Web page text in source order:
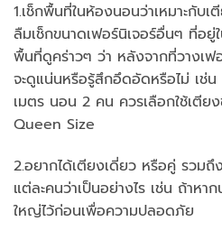
1.เช็กพื้นที่ในห้องนอนว่าเหมาะกับ
ลืมเช็กขนาดเฟอร์นิเจอร์อื่นๆ ที่อ
พื้นที่ดูคร่าวๆ ว่า หลังจากที่วางเ
จะดูแน่นหรือรู้สึกอึดอัดหรือไม่ เช่
เมตร นอน 2 คน ควรเลือกใช้เตีย
Queen Size
2.อยากได้เตียงเดี่ยว หรือคู่ รวม
แต่ละคนว่าเป็นอย่างไร เช่น ถ้าห
ใหญ่ไว้ก่อนเพื่อความปลอดภัย